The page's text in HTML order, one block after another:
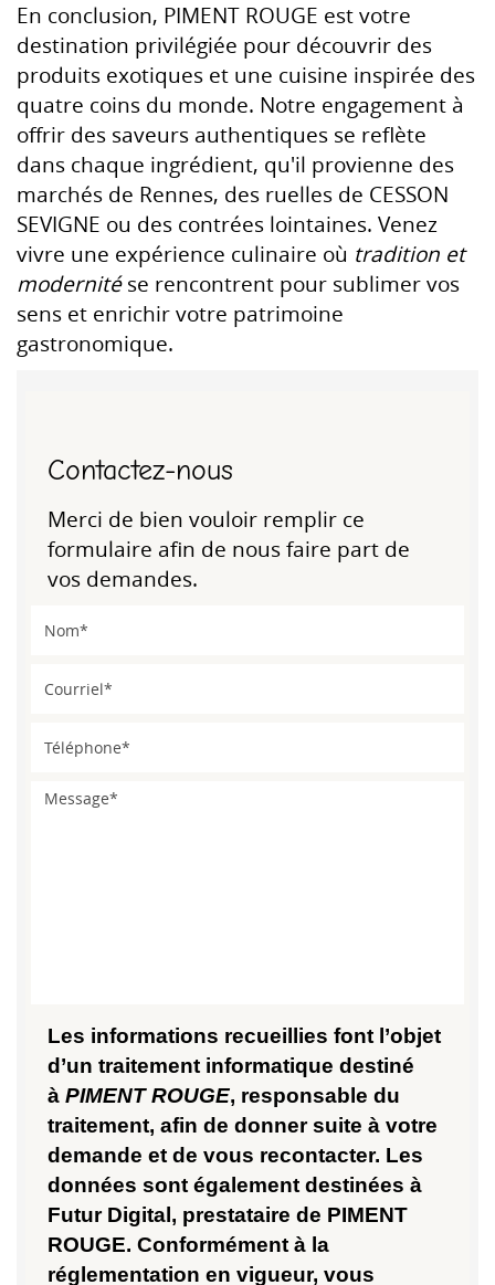
En conclusion, PIMENT ROUGE est votre
destination privilégiée pour découvrir des
produits exotiques et une cuisine inspirée des
quatre coins du monde. Notre engagement à
offrir des saveurs authentiques se reflète
dans chaque ingrédient, qu'il provienne des
marchés de Rennes, des ruelles de CESSON
SEVIGNE ou des contrées lointaines. Venez
vivre une expérience culinaire où tradition et
modernitése rencontrent pour sublimer vos
sens et enrichir votre patrimoine
gastronomique.
Contactez-nous
Merci de bien vouloir remplir ce
formulaire afin de nous faire part de
vos demandes.
Les informations recueillies font l’objet
d’un traitement informatique destiné
à PIMENT ROUGE, responsable du
traitement, afin de donner suite à votre
demande et de vous recontacter. Les
données sont également destinées à
Futur Digital, prestataire de PIMENT
ROUGE. Conformément à la
réglementation en vigueur, vous